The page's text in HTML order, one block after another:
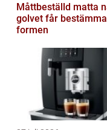
Måttbeställd matta när
golvet får bestämma
formen